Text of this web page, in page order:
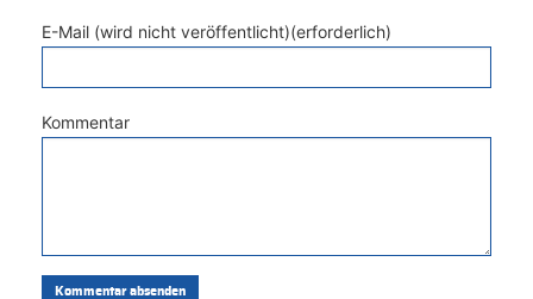
E-Mail (wird nicht veröffentlicht)(erforderlich)
Kommentar